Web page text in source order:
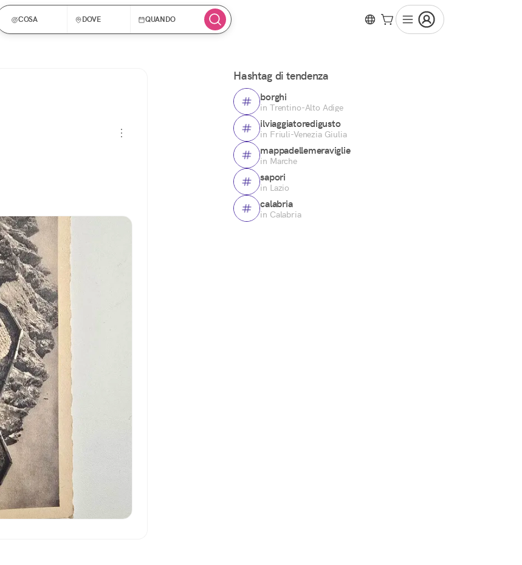
COSA DOVE QUANDO
Hashtag di tendenza
borghi
in Trentino-Alto Adige
ilviaggiatoredigusto
in Friuli-Venezia Giulia
mappadellemeraviglie
in Marche
sapori
in Lazio
calabria
in Calabria